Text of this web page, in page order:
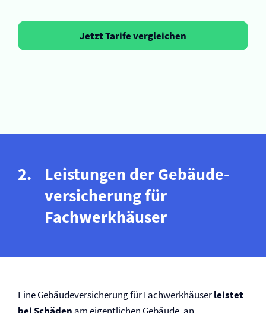
Jetzt Tarife vergleichen
Leistungen der Gebäude­
versicherung für
Fachwerkhäuser
Eine Gebäude­versicherung für Fachwerkhäuserleistet